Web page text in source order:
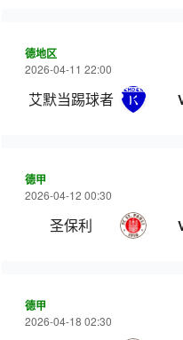
德地区
2026-04-11 22:00
艾默当踢球者
德甲
2026-04-12 00:30
圣保利
德甲
2026-04-18 02:30